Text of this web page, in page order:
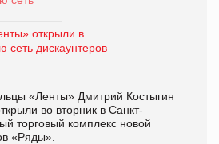
открыли в
сеть дискаунтеров
«Ленты» Дмитрий Костыгин
во вторник в Санкт-
торговый комплекс новой
«Ряды».